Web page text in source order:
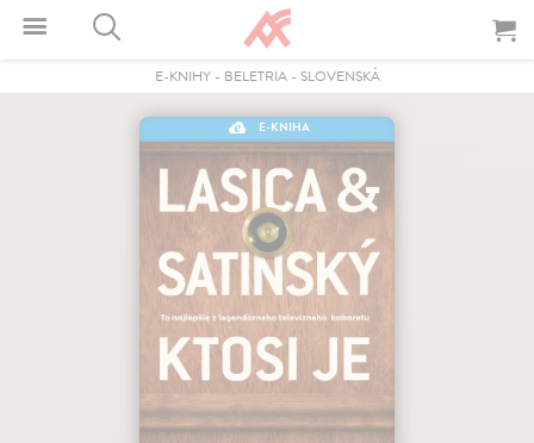
E-KNIHY- BELETRIA- SLOVENSKÁ
E-KNIHA